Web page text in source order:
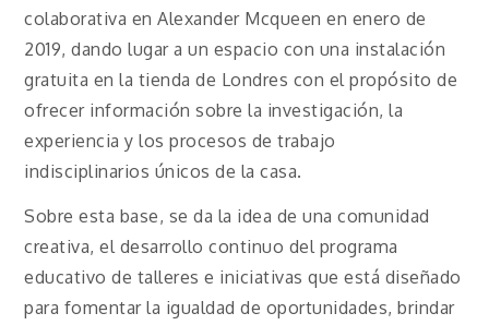
colaborativa en Alexander Mcqueen en enero de
2019, dando lugar a un espacio con una instalación
gratuita en la tienda de Londres con el propósito de
ofrecer información sobre la investigación, la
experiencia y los procesos de trabajo
indisciplinarios únicos de la casa.
Sobre esta base, se da la idea de una comunidad
creativa, el desarrollo continuo del programa
educativo de talleres e iniciativas que está diseñado
para fomentar la igualdad de oportunidades, brindar